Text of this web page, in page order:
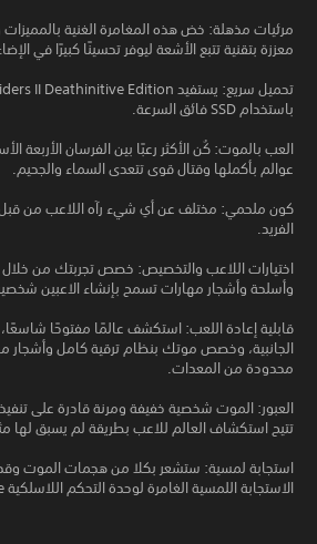
معززة بتقنية تتبع الأشعة ليوفر تحسينًا كبيرًا في
باستخدام SSD فائق السرعة.
العب بالموت: كُن الأكثر رعبًا بين الفرسان الأربعة
عوالم بأكملها وقتال قوى تتعدى السماء والجحيم.
الفريد.
اختيارات اللاعب والتخصيص: خصص تجربتك من
وأسلحة وأشجار مهارات تسمح بإنشاء الاعبين
قابلية إعادة اللعب: استكشف عالمًا مفتوحًا
الجانبية، وخصص موتك بنظام ترقية كامل وأشجار
محدودة من المعدات.
العبور: الموت شخصية خفيفة ومرنة قادرة على
تتيح استكشاف العالم للاعب بطريقة لم يسبق لها
استجابة لمسية: ستشعر بكلا من هجمات الموت
الاستجابة اللمسية الغامرة لوحدة التحكم اللاسلكية DualSense.